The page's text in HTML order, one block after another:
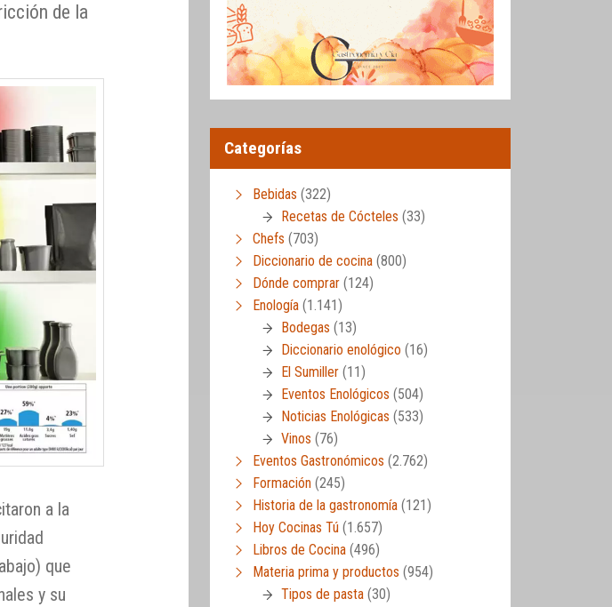
de la
a la
que
y su
Categorías
Bebidas (322)
Recetas de Cócteles (33)
Chefs (703)
Diccionario de cocina (800)
Dónde comprar (124)
Enología (1.141)
Bodegas (13)
Diccionario enológico (16)
El Sumiller (11)
Eventos Enológicos (504)
Noticias Enológicas (533)
Vinos (76)
Eventos Gastronómicos (2.762)
Formación (245)
Historia de la gastronomía (121)
Hoy Cocinas Tú (1.657)
Libros de Cocina (496)
Materia prima y productos (954)
Tipos de pasta (30)